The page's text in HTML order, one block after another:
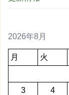
2026年8月
月 火
3
4